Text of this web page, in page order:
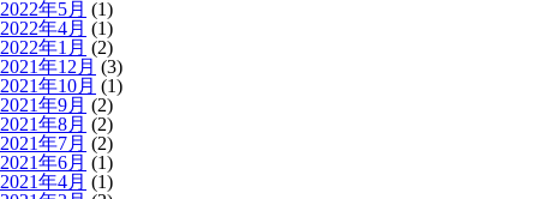
2022年5月 (1)
2022年4月 (1)
2022年1月 (2)
2021年12月 (3)
2021年10月 (1)
2021年9月 (2)
2021年8月 (2)
2021年7月 (2)
2021年6月 (1)
2021年4月 (1)